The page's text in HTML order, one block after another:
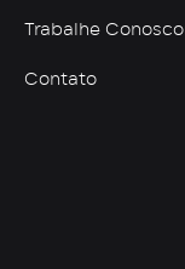
Trabalhe Conosco
Contato